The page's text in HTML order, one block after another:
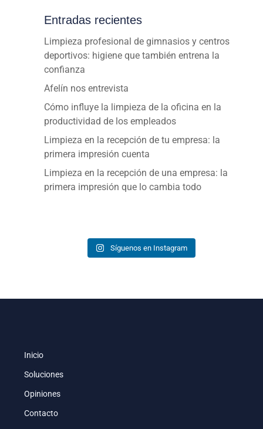
Entradas recientes
Limpieza profesional de gimnasios y centros
deportivos: higiene que también entrena la
confianza
Afelín nos entrevista
Cómo influye la limpieza de la oficina en la
productividad de los empleados
Limpieza en la recepción de tu empresa: la
primera impresión cuenta
Limpieza en la recepción de una empresa: la
primera impresión que lo cambia todo
Síguenos en Instagram
Inicio
Soluciones
Opiniones
Contacto